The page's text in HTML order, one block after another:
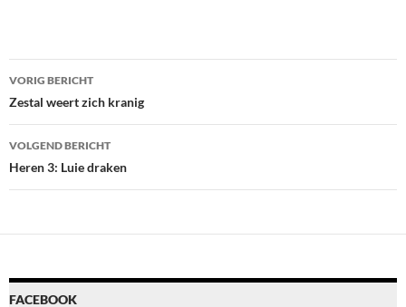
Bericht
navigatie
VORIG BERICHT
Zestal weert zich kranig
VOLGEND BERICHT
Heren 3: Luie draken
FACEBOOK